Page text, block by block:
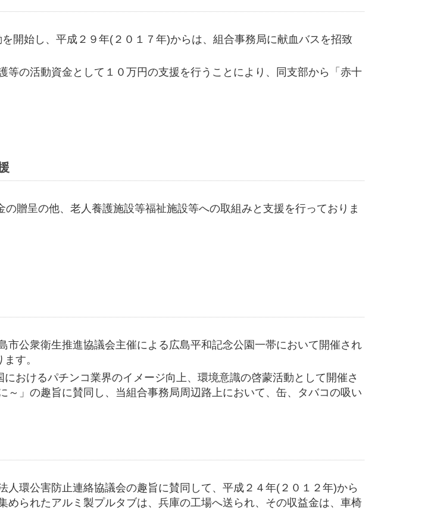
開始し、平成２９年(２０１７年)からは、組合事務局に献血バスを招致
の活動資金として１０万円の支援を行うことにより、同支部から「赤十
贈呈の他、老人養護施設等福祉施設等への取組みと支援を行っておりま
公衆衛生推進協議会主催による広島平和記念公園一帯において開催され
す。
おけるパチンコ業界のイメージ向上、環境意識の啓蒙活動として開催さ
」の趣旨に賛同し、当組合事務局周辺路上において、缶、タバコの吸い
環公害防止連絡協議会の趣旨に賛同して、平成２４年(２０１２年)から
られたアルミ製プルタブは、兵庫の工場へ送られ、その収益金は、車椅